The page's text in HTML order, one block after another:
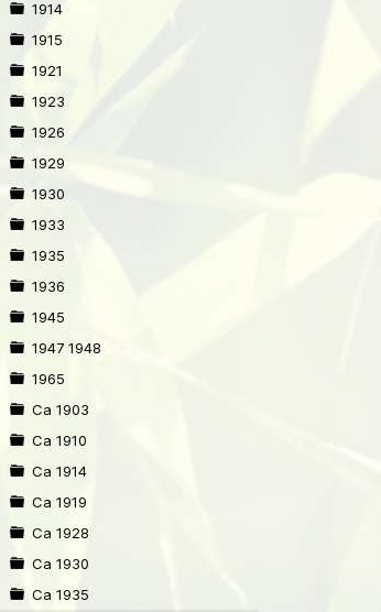
1914
1915
1921
1923
1926
1929
1930
1933
1935
1936
1945
1947 1948
1965
Ca 1903
Ca 1910
Ca 1914
Ca 1919
Ca 1928
Ca 1930
Ca 1935